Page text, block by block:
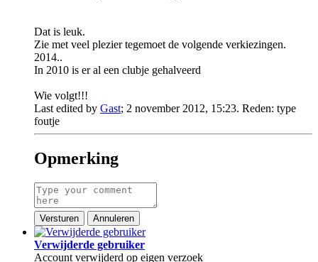
Dat is leuk.
Zie met veel plezier tegemoet de volgende verkiezingen.
2014..
In 2010 is er al een clubje gehalveerd
Wie volgt!!!
Last edited by Gast; 2 november 2012, 15:23. Reden: type
foutje
Opmerking
Versturen Annuleren
Verwijderde gebruiker
Account verwijderd op eigen verzoek